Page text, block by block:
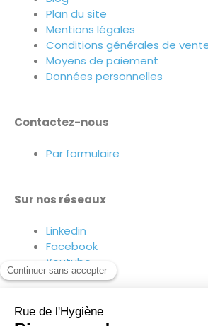
Plan du site
Mentions légales
Conditions générales de
Moyens de paiement
Données personnelles
Contactez-nous
Par formulaire
Sur nos réseaux
Linkedin
Facebook
Youtube